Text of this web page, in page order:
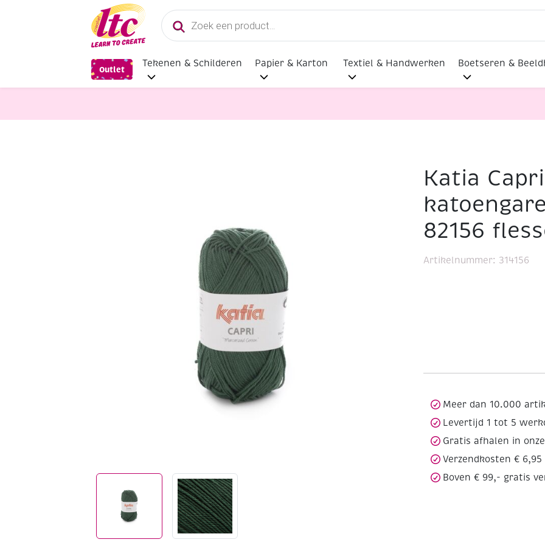
Producten
zoeken
Outlet
Tekenen & Schilderen Papier & Karton Textiel & Handwerken Boetseren &
Katia Capri gemerceriseerd katoengaren, 50 gram, 82156 flessengroen
Katia
82156
Artikelnummer: 314156
Meer dan 10.000
Levertijd 1 tot 5
Gratis afhalen in
Verzendkosten € 6,95
Boven € 99,- gratis